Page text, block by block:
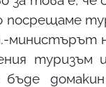
посрещаме
министърът
туризъм